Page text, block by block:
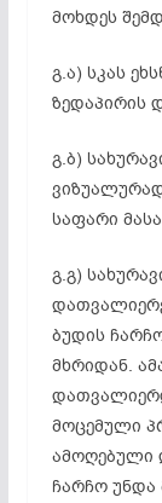
მოხდეს
გ.ა) სკას
ზედაპირის
გ.ბ)
საფარი
გ.გ)
ბუდის
მხრიდან.
მოცემული
ამოღებული
ჩარჩო უნდა